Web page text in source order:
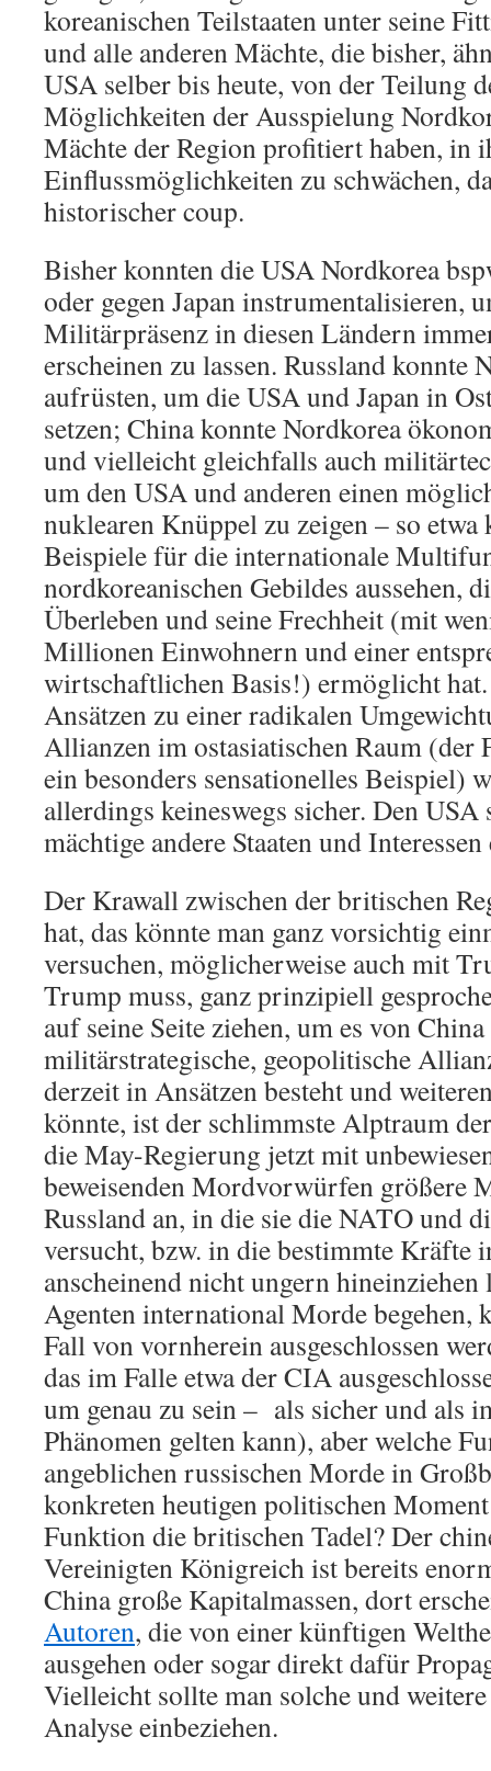
koreanischen Teilstaaten unter seine
und alle anderen Mächte, die bisher,
USA selber bis heute, von der Teilung
Möglichkeiten der Ausspielung
Mächte der Region profitiert haben, in
Einflussmöglichkeiten zu schwächen,
historischer coup.
Bisher konnten die USA Nordkorea
oder gegen Japan instrumentalisieren,
Militärpräsenz in diesen Ländern
erscheinen zu lassen. Russland konnte
aufrüsten, um die USA und Japan in
setzen; China konnte Nordkorea
und vielleicht gleichfalls auch
um den USA und anderen einen
nuklearen Knüppel zu zeigen – so etwa
Beispiele für die internationale
nordkoreanischen Gebildes aussehen,
Überleben und seine Frechheit (mit
Millionen Einwohnern und einer
wirtschaftlichen Basis!) ermöglicht
Ansätzen zu einer radikalen
Allianzen im ostasiatischen Raum (der
ein besonders sensationelles Beispiel)
allerdings keineswegs sicher. Den USA
mächtige andere Staaten und Interessen
Der Krawall zwischen der britischen
hat, das könnte man ganz vorsichtig
versuchen, möglicherweise auch mit
Trump muss, ganz prinzipiell
auf seine Seite ziehen, um es von
militärstrategische, geopolitische
derzeit in Ansätzen besteht und
könnte, ist der schlimmste Alptraum
die May-Regierung jetzt mit
beweisenden Mordvorwürfen größere
Russland an, in die sie die NATO und
versucht, bzw. in die bestimmte Kräfte
anscheinend nicht ungern hineinziehen
Agenten international Morde begehen,
Fall von vornherein ausgeschlossen
das im Falle etwa der CIA
um genau zu sein – als sicher und als
Phänomen gelten kann), aber welche
angeblichen russischen Morde in
konkreten heutigen politischen
Funktion die britischen Tadel? Der
Vereinigten Königreich ist bereits
China große Kapitalmassen, dort
Autoren, die von einer künftigen
ausgehen oder sogar direkt dafür
Vielleicht sollte man solche und
Analyse einbeziehen.